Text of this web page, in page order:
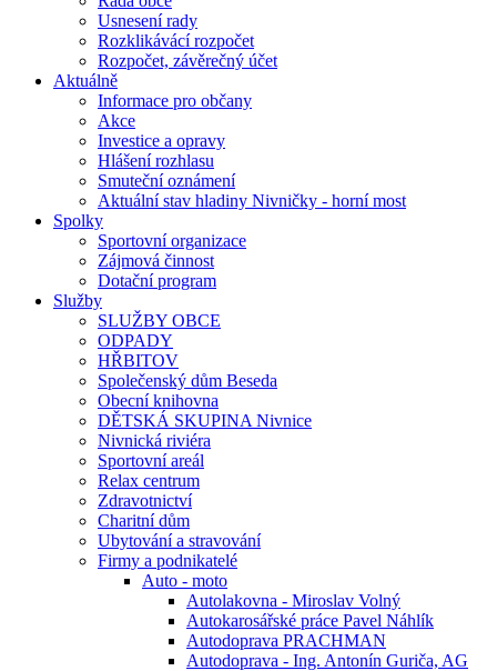
Usnesení rady
Rozklikávácí rozpočet
Rozpočet, závěrečný účet
Aktuálně
Informace pro občany
Akce
Investice a opravy
Hlášení rozhlasu
Smuteční oznámení
Aktuální stav hladiny Nivničky - horní most
Spolky
Sportovní organizace
Zájmová činnost
Dotační program
Služby
SLUŽBY OBCE
ODPADY
HŘBITOV
Společenský dům Beseda
Obecní knihovna
DĚTSKÁ SKUPINA Nivnice
Nivnická riviéra
Sportovní areál
Relax centrum
Zdravotnictví
Charitní dům
Ubytování a stravování
Firmy a podnikatelé
Auto - moto
Autolakovna - Miroslav Volný
Autokarosářské práce Pavel Náhlík
Autodoprava PRACHMAN
Autodoprava - Ing. Antonín Guriča, AG